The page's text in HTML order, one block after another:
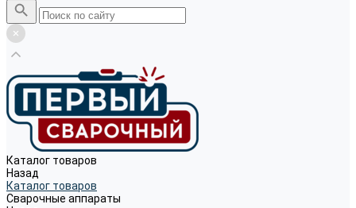
Каталог товаров
Назад
Каталог товаров
Сварочные аппараты